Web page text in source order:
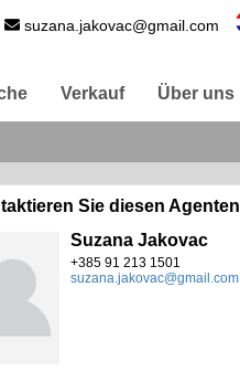
suzana.jakovac@gmail.com
Verkauf Über uns
Sie diesen Agenten
Suzana Jakovac
+385 91 213 1501
suzana.jakovac@gmail.com